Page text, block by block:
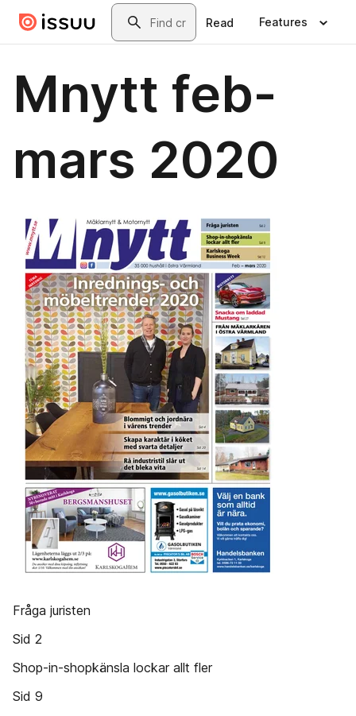
Skip to main contentSearch
Read Features
Mnytt feb-
mars 2020
Fråga juristen
Sid 2
Shop-in-shopkänsla lockar allt fler
Sid 9